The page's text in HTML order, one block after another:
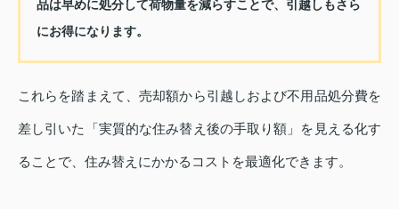
品は早めに処分して荷物量を減らすことで、引越しもさら
にお得になります。
これらを踏まえて、売却額から引越しおよび不用品処分費を
差し引いた「実質的な住み替え後の手取り額」を見える化す
ることで、住み替えにかかるコストを最適化できます。